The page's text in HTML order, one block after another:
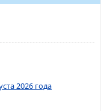
2026 года